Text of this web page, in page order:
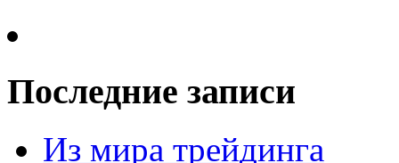
Последние записи
Из мира трейдинга